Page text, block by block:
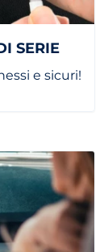
SERIE
e sicuri!